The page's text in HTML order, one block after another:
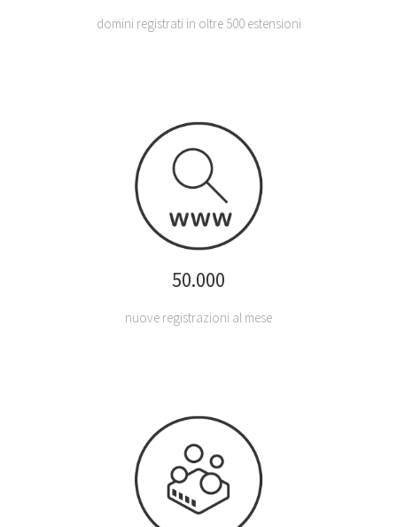
domini registrati in oltre 500 estensioni
50.000
nuove registrazioni al mese